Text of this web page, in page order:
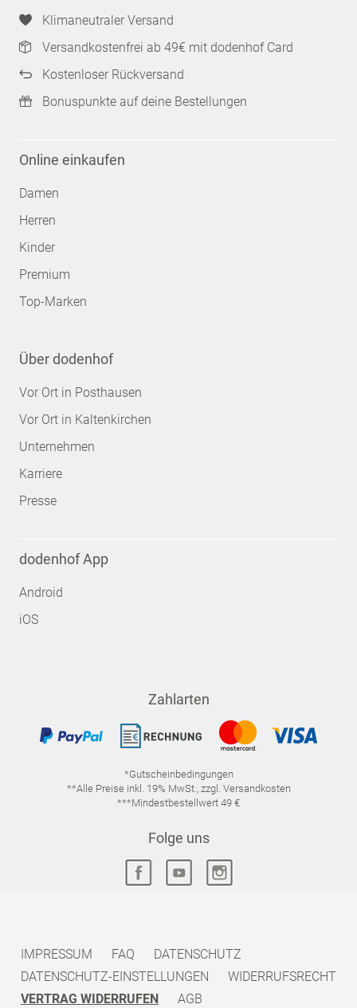
Klimaneutraler Versand
Versandkostenfrei ab 49€ mit dodenhof Card
Kostenloser Rückversand
Bonuspunkte auf deine Bestellungen
Online einkaufen
Damen
Herren
Kinder
Premium
Top-Marken
Über dodenhof
Vor Ort in Posthausen
Vor Ort in Kaltenkirchen
Unternehmen
Karriere
Presse
dodenhof App
Android
iOS
Zahlarten
*Gutscheinbedingungen
**Alle Preise inkl. 19% MwSt., zzgl. Versandkosten
***Mindestbestellwert 49 €
Folge uns
IMPRESSUM FAQ
DATENSCHUTZ
DATENSCHUTZ-EINSTELLUNGEN
WIDERRUFSRECHT
VERTRAG WIDERRUFEN
AGB